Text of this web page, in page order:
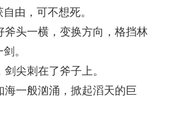
由，可不想死。
头一横，变换方向，格挡林
。
尖刺在了斧子上。
一般汹涌，掀起滔天的巨